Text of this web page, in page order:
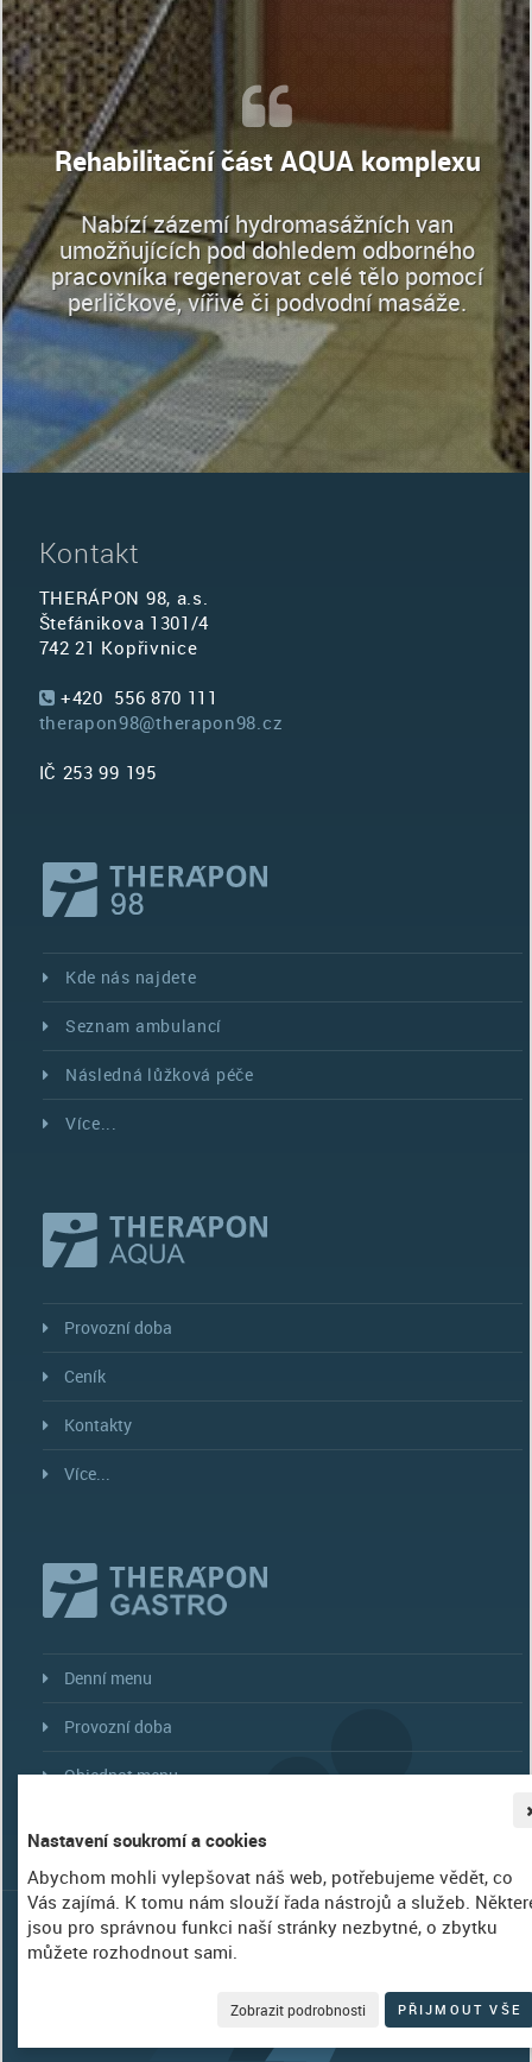
Nastavení soukromí a cookies
Abychom mohli vylepšovat náš web, potřebujeme vědět, co
Vás zajímá. K tomu nám slouží řada nástrojů a služeb.
jsou pro správnou funkci naší stránky nezbytné, o zbytku
můžete rozhodnout sami.
Zobrazit podrobnosti PŘIJMOUT VŠE
Rehabilitační část AQUA komplexu
Nabízí zázemí hydromasážních van
umožňujících pod dohledem odborného
pracovníka regenerovat celé tělo pomocí
perličkové, vířivé či podvodní masáže.
Kontakt
THERÁPON 98, a.s.
Štefánikova 1301/4
742 21 Kopřivnice
+420 556 870 111
therapon98@therapon98.cz
IČ 253 99 195
Kde nás najdete
Seznam ambulancí
Následná lůžková péče
Více...
Provozní doba
Ceník
Kontakty
Více...
Denní menu
Provozní doba
Objednat menu
©THERÁPON 98, a.s. |Nastavení soukromí| WebDesign Amenit |
IČ 253 99 195, společnost je zapsána v Obchodním rejstříku, vedeném u
KS v Ostravě oddíl B, složka 1920.
"Věříme své cestě...cestě za Vašim zdravím."